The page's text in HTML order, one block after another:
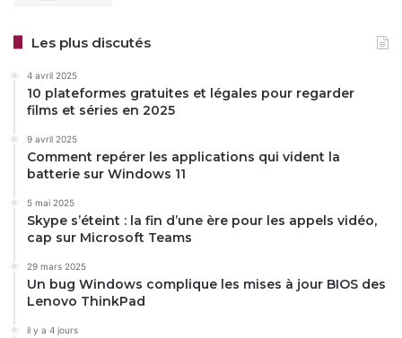
Les plus discutés
4 avril 2025
10 plateformes gratuites et légales pour regarder
films et séries en 2025
9 avril 2025
Comment repérer les applications qui vident la
batterie sur Windows 11
5 mai 2025
Skype s’éteint : la fin d’une ère pour les appels vidéo,
cap sur Microsoft Teams
29 mars 2025
Un bug Windows complique les mises à jour BIOS des
Lenovo ThinkPad
il y a 4 jours